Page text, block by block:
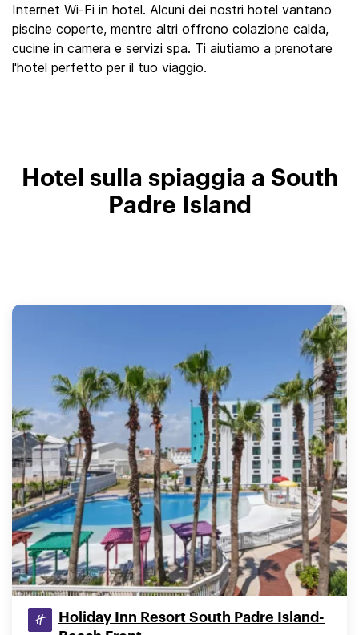
Internet Wi-Fi in hotel. Alcuni dei nostri hotel vantano
piscine coperte, mentre altri offrono colazione calda,
cucine in camera e servizi spa. Ti aiutiamo a prenotare
l'hotel perfetto per il tuo viaggio.
Hotel sulla spiaggia a South
Padre Island
Holiday Inn Resort South Padre Island-